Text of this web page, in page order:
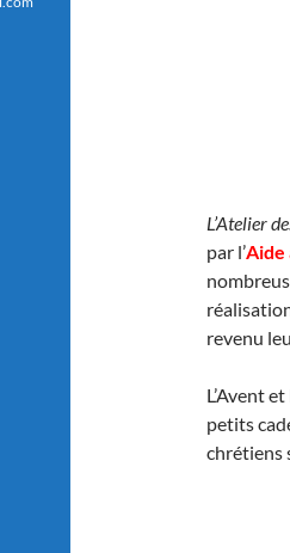
L’Atelier
par l’Aide
revenu
L’Avent
petits
chrétiens